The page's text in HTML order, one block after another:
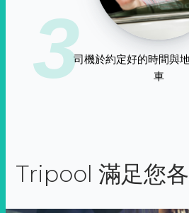
3司機於約定好的時間與
車
Tripool 滿足您